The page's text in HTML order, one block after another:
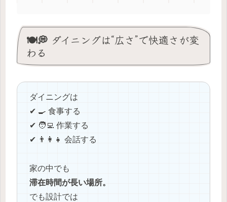
🍽️💭 ダイニングは“広さ”で快適さが変
わる
ダイニングは
✔ 🍳 食事する
✔ 🧑‍💻 作業する
✔ 👨‍👩‍👧 会話する
家の中でも
滞在時間が長い場所。
でも設計では